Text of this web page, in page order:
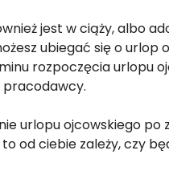
jest w ciąży, albo
ubiegać się o urlop
rozpoczęcia urlopu
pracodawcy.
urlopu ojcowskiego
od ciebie zależy, czy